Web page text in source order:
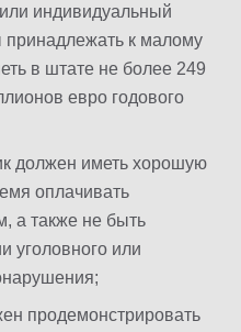
индивидуальный
к малому
в штате не более 249
евро годового
должен иметь хорошую
оплачивать
а также не быть
уголовного или
продемонстрировать